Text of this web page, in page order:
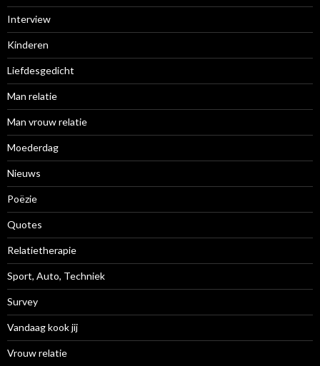
Interview
Kinderen
Liefdesgedicht
Man relatie
Man vrouw relatie
Moederdag
Nieuws
Poëzie
Quotes
Relatietherapie
Sport, Auto, Techniek
Survey
Vandaag kook jij
Vrouw relatie